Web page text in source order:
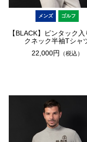
メンズ ゴルフ
【BLACK】ピンタック入
クネック半袖Tシャ
22,000円
（税込）